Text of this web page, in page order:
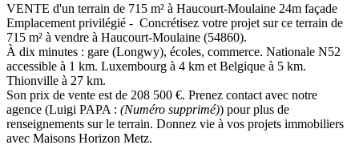
VENTE d'un terrain de 715 m² à Haucourt-Moulaine 24m façade
Emplacement privilégié - Concrétisez votre projet sur ce terrain de
715 m² à vendre à Haucourt-Moulaine (54860).
À dix minutes : gare (Longwy), écoles, commerce. Nationale N52
accessible à 1 km. Luxembourg à 4 km et Belgique à 5 km.
Thionville à 27 km.
Son prix de vente est de 208 500 €. Prenez contact avec notre
agence (Luigi PAPA : (Numéro supprimé)) pour plus de
renseignements sur le terrain. Donnez vie à vos projets immobiliers
avec Maisons Horizon Metz.